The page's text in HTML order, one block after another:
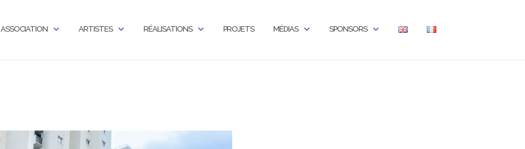
ASSOCIATION ARTISTES RÉALISATIONS PROJETS MÉDIAS SPONSORS